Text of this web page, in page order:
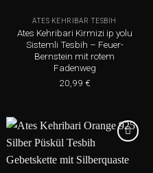
ATES KEHRIBAR TESBIH
Ates Kehribari Kirmizi ip yolu
Sistemli Tesbih – Feuer-
Bernstein mit rotem
Fadenweg
20,99 €
wishlist